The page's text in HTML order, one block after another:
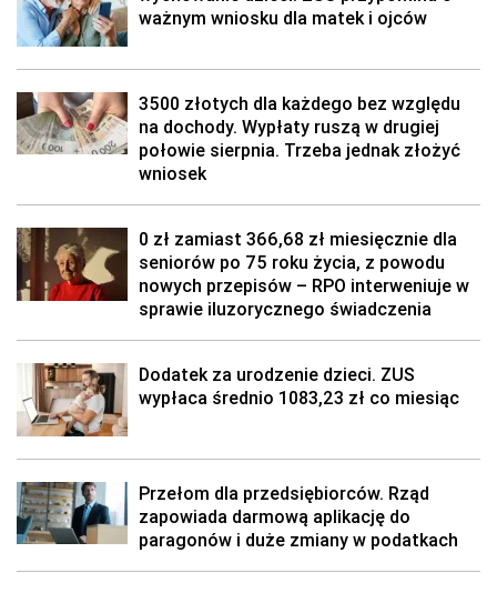
ważnym wniosku dla matek i ojców
3500 złotych dla każdego bez względu
na dochody. Wypłaty ruszą w drugiej
połowie sierpnia. Trzeba jednak złożyć
wniosek
0 zł zamiast 366,68 zł miesięcznie dla
seniorów po 75 roku życia, z powodu
nowych przepisów – RPO interweniuje w
sprawie iluzorycznego świadczenia
Dodatek za urodzenie dzieci. ZUS
wypłaca średnio 1083,23 zł co miesiąc
Przełom dla przedsiębiorców. Rząd
zapowiada darmową aplikację do
paragonów i duże zmiany w podatkach